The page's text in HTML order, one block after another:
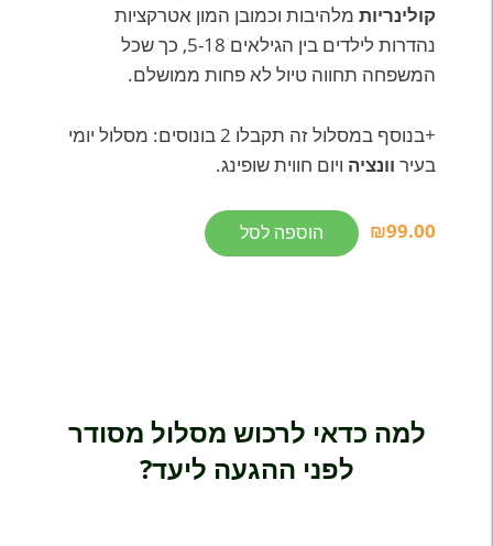
קולינריות מלהיבות וכמובן המון אטרקציות
נהדרות לילדים בין הגילאים 5-18, כך שכל
המשפחה תחווה טיול לא פחות ממושלם.
+בנוסף במסלול זה תקבלו 2 בונוסים: מסלול יומי
בעיר וונציה ויום חווית שופינג.
₪99.00
כמות
של
גארדה,
המותאם
הוספה לסל
למה כדאי לרכוש מסלול מסודר
לפני ההגעה ליעד?